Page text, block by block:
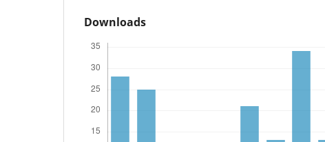
Downloads